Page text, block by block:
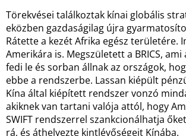
Törekvései találkoztak kínai globális
eközben gazdaságilag újra
Rátette a kezét Afrika egész területére.
Amerikára is. Megszületett a BRICS, ami
fedi le és sorban állnak az országok,
ebbe a rendszerbe. Lassan kiépült
Kína által kiépített rendszer vonzó
akiknek van tartani valója attól, hogy
SWIFT rendszerrel szankcionálhatja
rá, és áthelyezte kintlévőségeit Kínába.